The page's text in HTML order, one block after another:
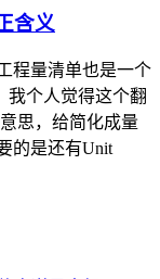
含义
程量清单也是一个
我个人觉得这个翻
思，给简化成量
的是还有Unit